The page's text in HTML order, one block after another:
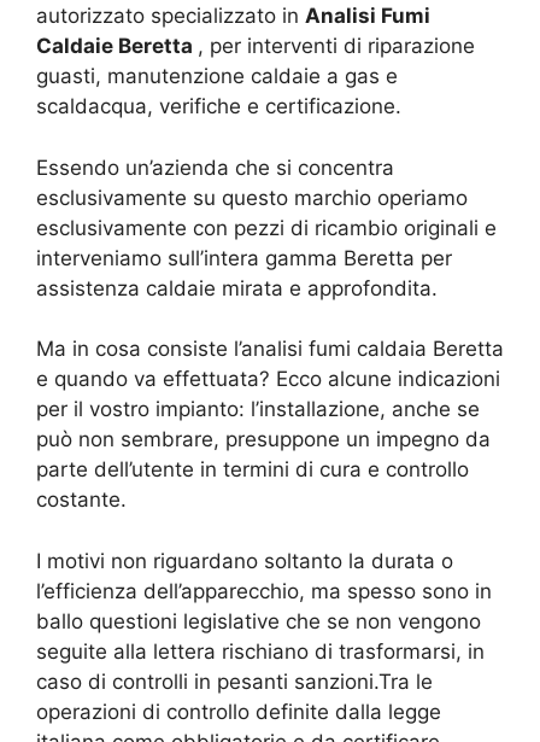
autorizzato specializzato in Analisi Fumi
Caldaie Beretta , per interventi di riparazione
guasti, manutenzione caldaie a gas e
scaldacqua, verifiche e certificazione.
Essendo un’azienda che si concentra
esclusivamente su questo marchio operiamo
esclusivamente con pezzi di ricambio originali e
interveniamo sull’intera gamma Beretta per
assistenza caldaie mirata e approfondita.
Ma in cosa consiste l’analisi fumi caldaia Beretta
e quando va effettuata? Ecco alcune indicazioni
per il vostro impianto: l’installazione, anche se
può non sembrare, presuppone un impegno da
parte dell’utente in termini di cura e controllo
costante.
I motivi non riguardano soltanto la durata o
l’efficienza dell’apparecchio, ma spesso sono in
ballo questioni legislative che se non vengono
seguite alla lettera rischiano di trasformarsi, in
caso di controlli in pesanti sanzioni.Tra le
operazioni di controllo definite dalla legge